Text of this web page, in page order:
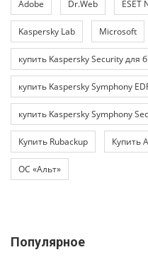
Adobe Dr.Web ESET
Kaspersky Lab Microsoft
купить Kaspersky Security для
купить Kaspersky Symphony
купить Kaspersky Symphony
Купить Rubackup Купить
ОС «Альт»
Популярное